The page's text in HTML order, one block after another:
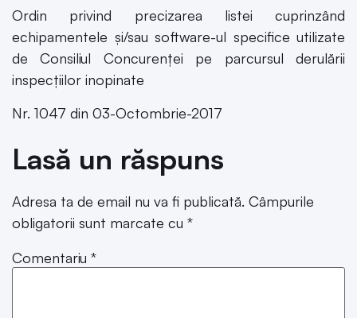
Ordin privind precizarea listei cuprinzând
echipamentele și/sau software-ul specifice utilizate
de Consiliul Concurenței pe parcursul derulării
inspecțiilor inopinate
Nr. 1047 din 03-Octombrie-2017
Lasă un răspuns
Adresa ta de email nu va fi publicată. Câmpurile
obligatorii sunt marcate cu *
Comentariu *